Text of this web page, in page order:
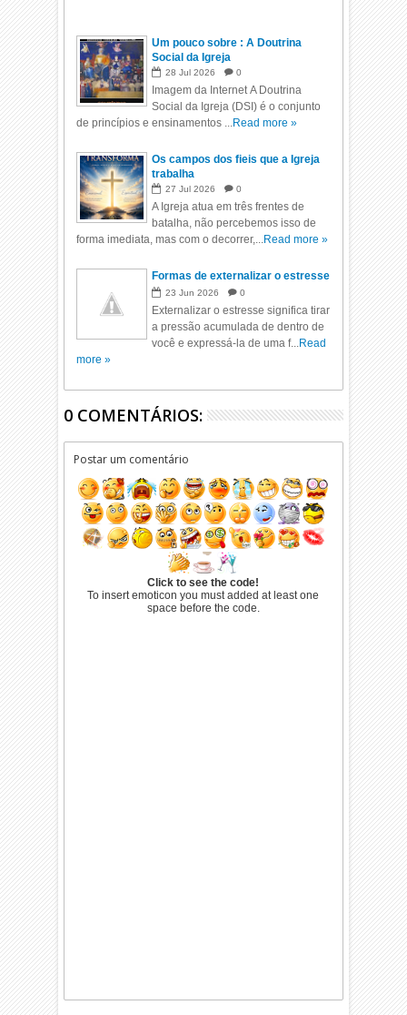
Um pouco sobre : A Doutrina
Social da Igreja
28 Jul 2026 0
Imagem da Internet A Doutrina
Social da Igreja (DSI) é o conjunto
de princípios e ensinamentos ...Read more »
Os campos dos fieis que a Igreja
trabalha
27 Jul 2026 0
A Igreja atua em três frentes de
batalha, não percebemos isso de
forma imediata, mas com o decorrer,...Read more »
Formas de externalizar o estresse
23 Jun 2026 0
Externalizar o estresse significa tirar
a pressão acumulada de dentro de
você e expressá-la de uma f...Read
more »
0 COMENTÁRIOS:
Postar um comentário
Click to see the code!
To insert emoticon you must added at least one
space before the code.